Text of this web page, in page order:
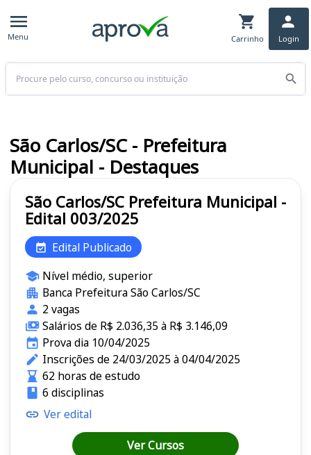
Menu Carrinho Login
Buscar
São Carlos/SC Prefeitura Municipal -
Edital 003/2025
Edital Publicado
Nível médio, superior
Banca Prefeitura São Carlos/SC
2 vagas
Salários de R$ 2.036,35 à R$ 3.146,09
Prova dia 10/04/2025
Inscrições de 24/03/2025 à 04/04/2025
62 horas de estudo
6 disciplinas
Ver edital
Ver Cursos
São Carlos/SC - Prefeitura
Municipal - Destaques